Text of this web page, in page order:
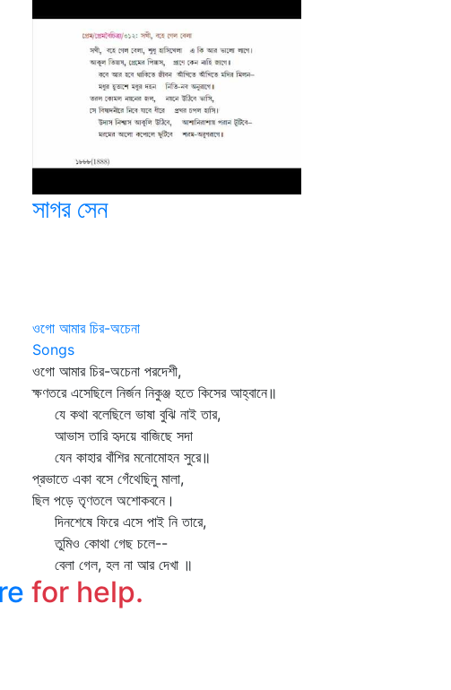
সাগর সেন
ওগো আমার চির-অচেনা
Songs
ওগো আমার চির-অচেনা পরদেশী,
ক্ষণতরে এসেছিলে নির্জন নিকুঞ্জ হতে কিসের আহ্বানে॥
যে কথা বলেছিলে ভাষা বুঝি নাই তার,
আভাস তারি হৃদয়ে বাজিছে সদা
যেন কাহার বাঁশির মনোমোহন সুরে॥
প্রভাতে একা বসে গেঁথেছিনু মালা,
ছিল পড়ে তৃণতলে অশোকবনে।
দিনশেষে ফিরে এসে পাই নি তারে,
তুমিও কোথা গেছ চলে--
বেলা গেল, হল না আর দেখা ॥
for help.